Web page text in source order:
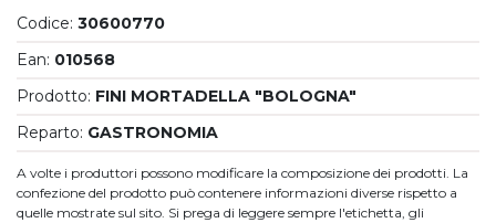
Codice: 30600770
Ean: 010568
Prodotto: FINI MORTADELLA "BOLOGNA"
Reparto: GASTRONOMIA
A volte i produttori possono modificare la composizione dei prodotti. La
confezione del prodotto può contenere informazioni diverse rispetto a
quelle mostrate sul sito. Si prega di leggere sempre l'etichetta, gli